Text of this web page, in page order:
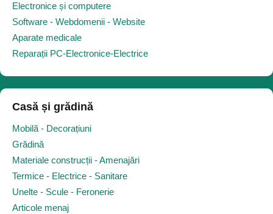
Electronice și computere
Software - Webdomenii - Website
Aparate medicale
Reparații PC-Electronice-Electrice
Casă și grădină
Mobilă - Decorațiuni
Grădină
Materiale construcții - Amenajări
Termice - Electrice - Sanitare
Unelte - Scule - Feronerie
Articole menaj